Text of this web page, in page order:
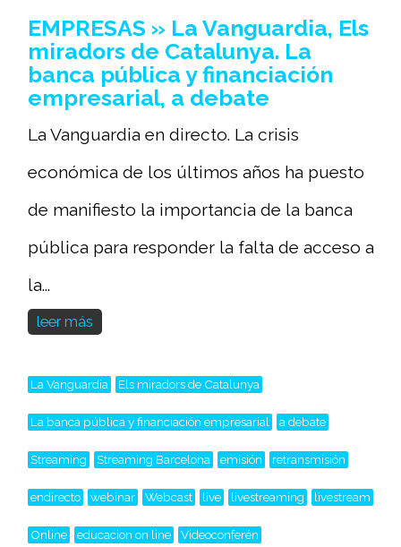
EMPRESAS » La Vanguardia, Els
miradors de Catalunya. La
banca pública y financiación
empresarial, a debate
La Vanguardia en directo. La crisis
económica de los últimos años ha puesto
de manifiesto la importancia de la banca
pública para responder la falta de acceso a
la...
leer más
La Vanguardia Els miradors de Catalunya
La banca pública y financiación empresarial a debate
Streaming Streaming Barcelona emisión retransmisión
endirecto webinar Webcast live livestreaming livestream
Online educacion on line Videoconferén